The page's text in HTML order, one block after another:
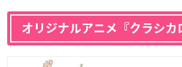
オリジナルアニメ『クラシカ